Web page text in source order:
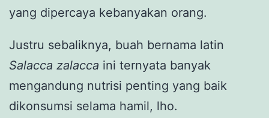
yang dipercaya kebanyakan orang.
Justru sebaliknya, buah bernama latin
Salacca zalacca ini ternyata banyak
mengandung nutrisi penting yang baik
dikonsumsi selama hamil, lho.